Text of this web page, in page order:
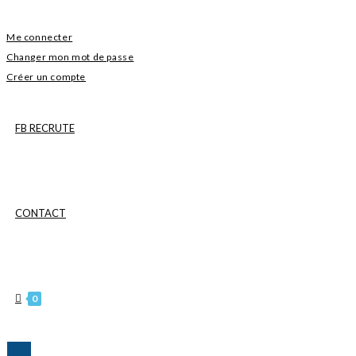
Me connecter
Changer mon mot de passe
Créer un compte
FB RECRUTE
CONTACT
0